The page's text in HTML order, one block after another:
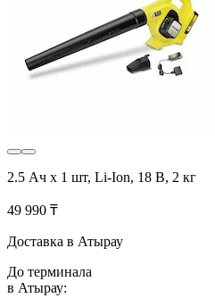
2.5 Ач x 1 шт, Li-Ion, 18 В, 2 кг
49 990 ₸
Доставка в Атырау
До терминала
в Атырау: